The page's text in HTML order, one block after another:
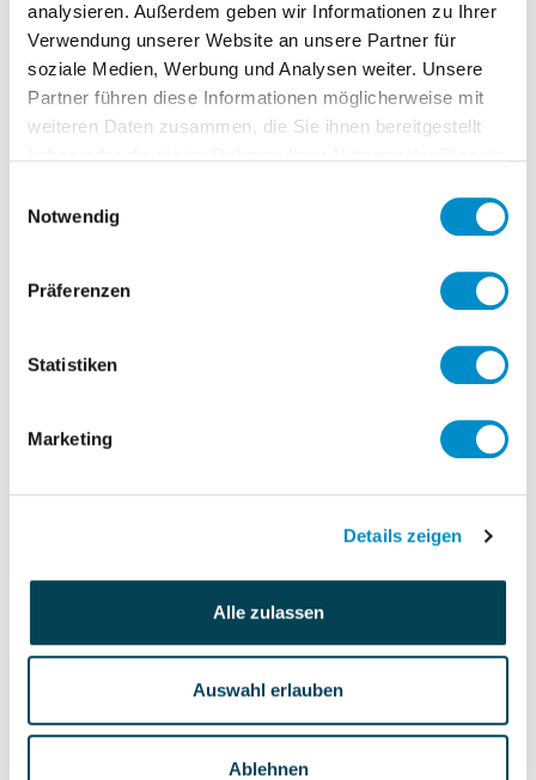
analysieren. Außerdem geben wir Informationen zu Ihrer
Verwendung unserer Website an unsere Partner für
soziale Medien, Werbung und Analysen weiter. Unsere
Partner führen diese Informationen möglicherweise mit
weiteren Daten zusammen, die Sie ihnen bereitgestellt
Notwendig
Präferenzen
Statistiken
Marketing
Details zeigen
Alle zulassen
Auswahl erlauben
Ablehnen
interim im Bereich Electronics / PCBA.
Hauptaufgaben:
aufgrund von
technischen Spezifikationen
Wertanalysen
Benchmark mit am Markt vorhanden
Aufzeigen und Verfolgung der
gesteckten Kostenziele im Projekt
DTC-Maßnahmen und zur Erarbeitung
von Einsparungspotentialen